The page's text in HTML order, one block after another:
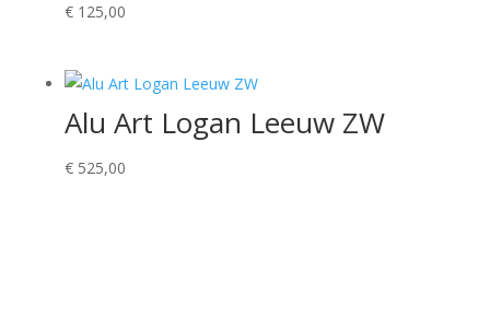
€125,00
Alu Art Logan Leeuw ZW
€525,00